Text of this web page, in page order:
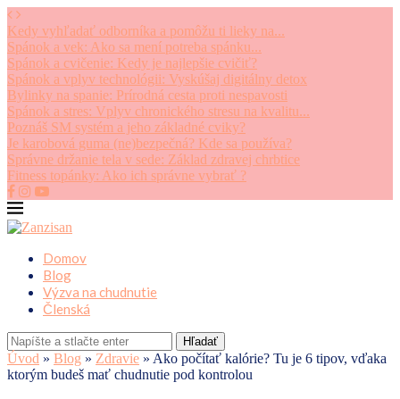
Kedy vyhľadať odborníka a pomôžu ti lieky na...
Spánok a vek: Ako sa mení potreba spánku...
Spánok a cvičenie: Kedy je najlepšie cvičiť?
Spánok a vplyv technológii: Vyskúšaj digitálny detox
Bylinky na spanie: Prírodná cesta proti nespavosti
Spánok a stres: Vplyv chronického stresu na kvalitu...
Poznáš SM systém a jeho základné cviky?
Je karobová guma (ne)bezpečná? Kde sa používa?
Správne držanie tela v sede: Základ zdravej chrbtice
Fitness topánky: Ako ich správne vybrať ?
Domov
Blog
Výzva na chudnutie
Členská
Hľadať
Úvod » Blog » Zdravie » Ako počítať kalórie? Tu je 6 tipov, vďaka
ktorým budeš mať chudnutie pod kontrolou